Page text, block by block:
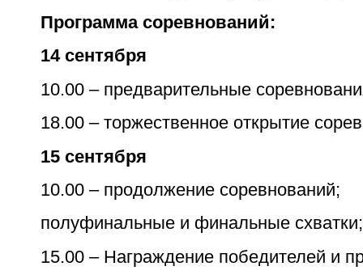
Программа соревнований:
14 сентября
10.00 – предварительные
18.00 – торжественное открытие
15 сентября
10.00 – продолжение соревнований;
полуфинальные и финальные схватки;
15.00 – Награждение победителей и